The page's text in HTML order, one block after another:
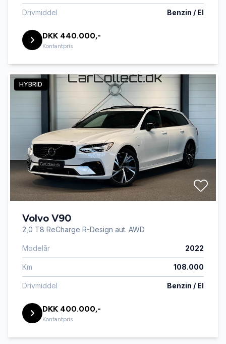
Drivmiddel Benzin / El
DKK 440.000,-
Kontantpris
HYBRID
Volvo V90
2,0 T8 ReCharge R-Design aut. AWD
Modelår 2022
Km 108.000
Drivmiddel Benzin / El
DKK 400.000,-
Kontantpris